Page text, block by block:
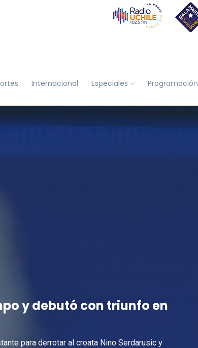
Internacional Especiales Programación
y debutó con triunfo en
para derrotar al croata Nino Serdarusic y